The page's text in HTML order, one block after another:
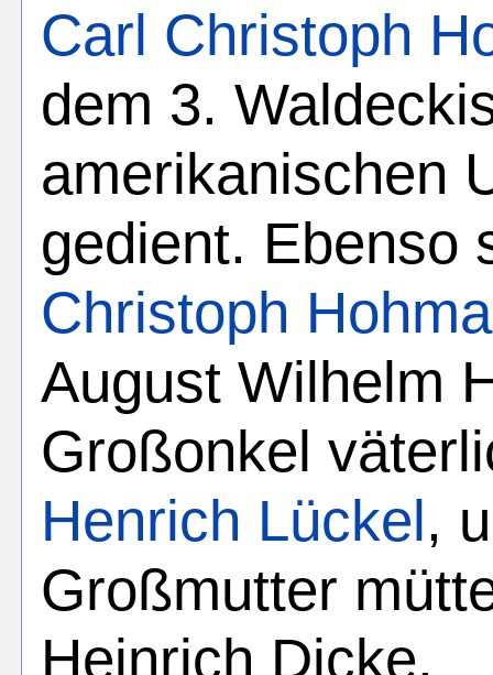
Carl Christoph
dem 3.
amerikanischen
gedient.
Christoph
August Wilhelm
Großonkel
Henrich Lückel,
Großmutter
Heinrich Dicke.